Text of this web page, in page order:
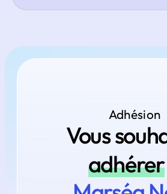
Adhésion
Vous
adhérer